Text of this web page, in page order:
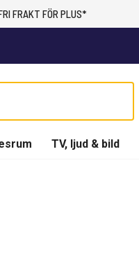
FRAKT FÖR PLUS*
TV, ljud & bild